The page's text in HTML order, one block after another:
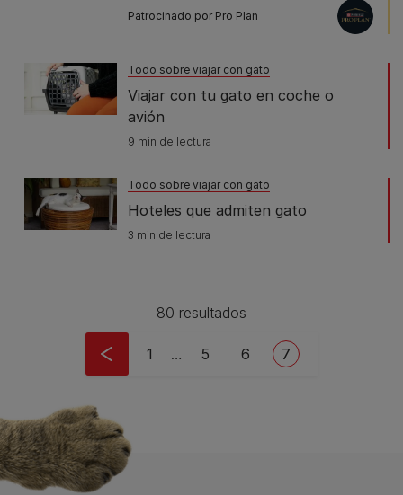
Patrocinado por Pro Plan
Todo sobre viajar con gato
Viajar con tu gato en coche o
avión
9 min de lectura
Todo sobre viajar con gato
Hoteles que admiten gato
3 min de lectura
80 resultados
First page
1 … Page
5 Page
6 Current page
7